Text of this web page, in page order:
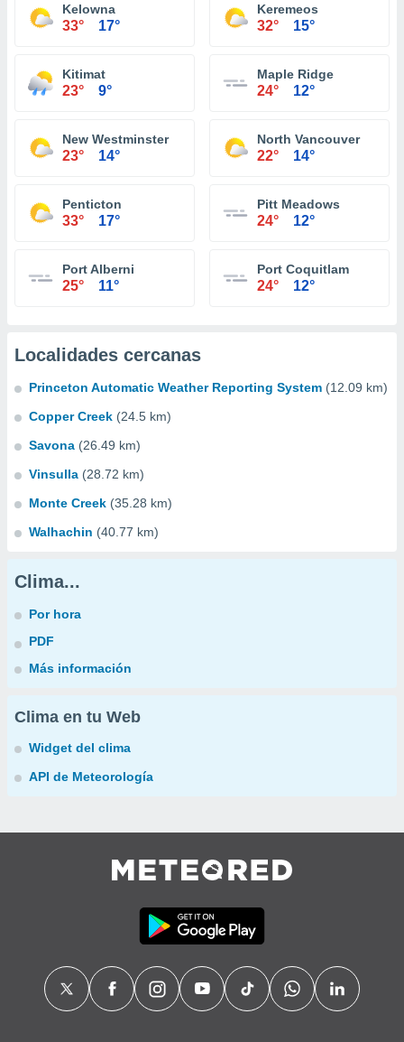
Kelowna
33° 17°
Keremeos
32° 15°
Kitimat
23° 9°
Maple Ridge
24° 12°
New Westminster
23° 14°
North Vancouver
22° 14°
Penticton
33° 17°
Pitt Meadows
24° 12°
Port Alberni
25° 11°
Port Coquitlam
24° 12°
Localidades cercanas
Princeton Automatic Weather Reporting System (12.09 km)
Copper Creek (24.5 km)
Savona (26.49 km)
Vinsulla (28.72 km)
Monte Creek (35.28 km)
Walhachin (40.77 km)
Clima...
Por hora
PDF
Más información
Clima en tu Web
Widget del clima
API de Meteorología